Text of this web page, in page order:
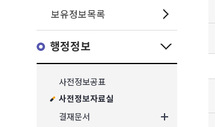
보유정보목록
행정정보
사전정보공표
사전정보자료실
결재문서